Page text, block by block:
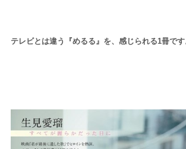
テレビとは違う『めるる』を、感じられる1冊です